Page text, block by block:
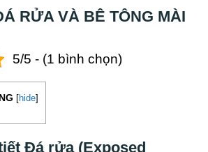
RỬA VÀ BÊ TÔNG MÀI
5/5 - (1 bình chọn)
[hide]
Đá rửa (Exposed